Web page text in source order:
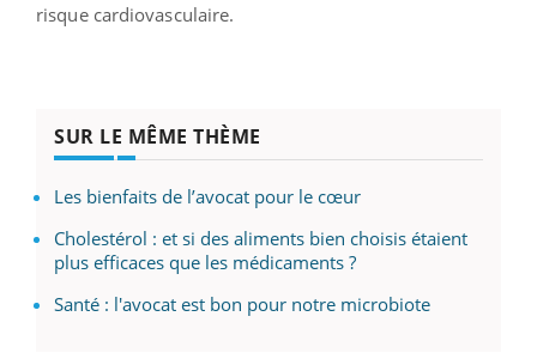
risque cardiovasculaire.
SUR LE MÊME THÈME
Les bienfaits de l’avocat pour le cœur
Cholestérol : et si des aliments bien choisis étaient
plus efficaces que les médicaments ?
Santé : l'avocat est bon pour notre microbiote